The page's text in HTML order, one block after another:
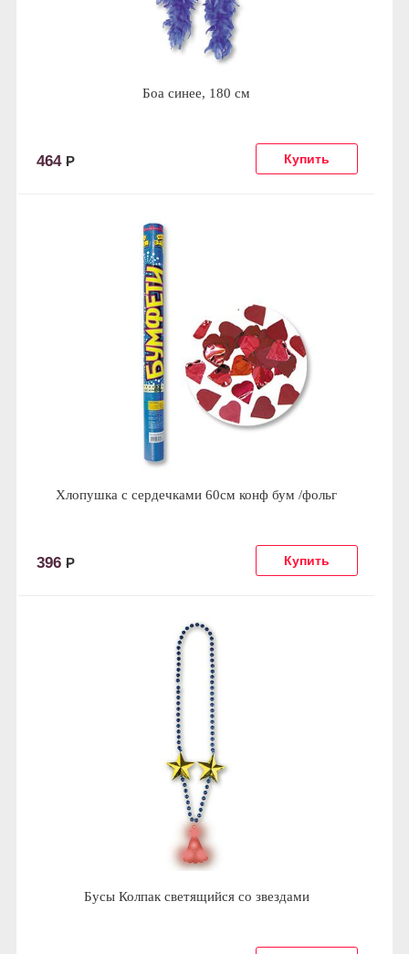
Боа синее, 180 см
464 Р
Хлопушка с сердечками 60см конф бум /фольг
396 Р
Бусы Колпак светящийся со звездами